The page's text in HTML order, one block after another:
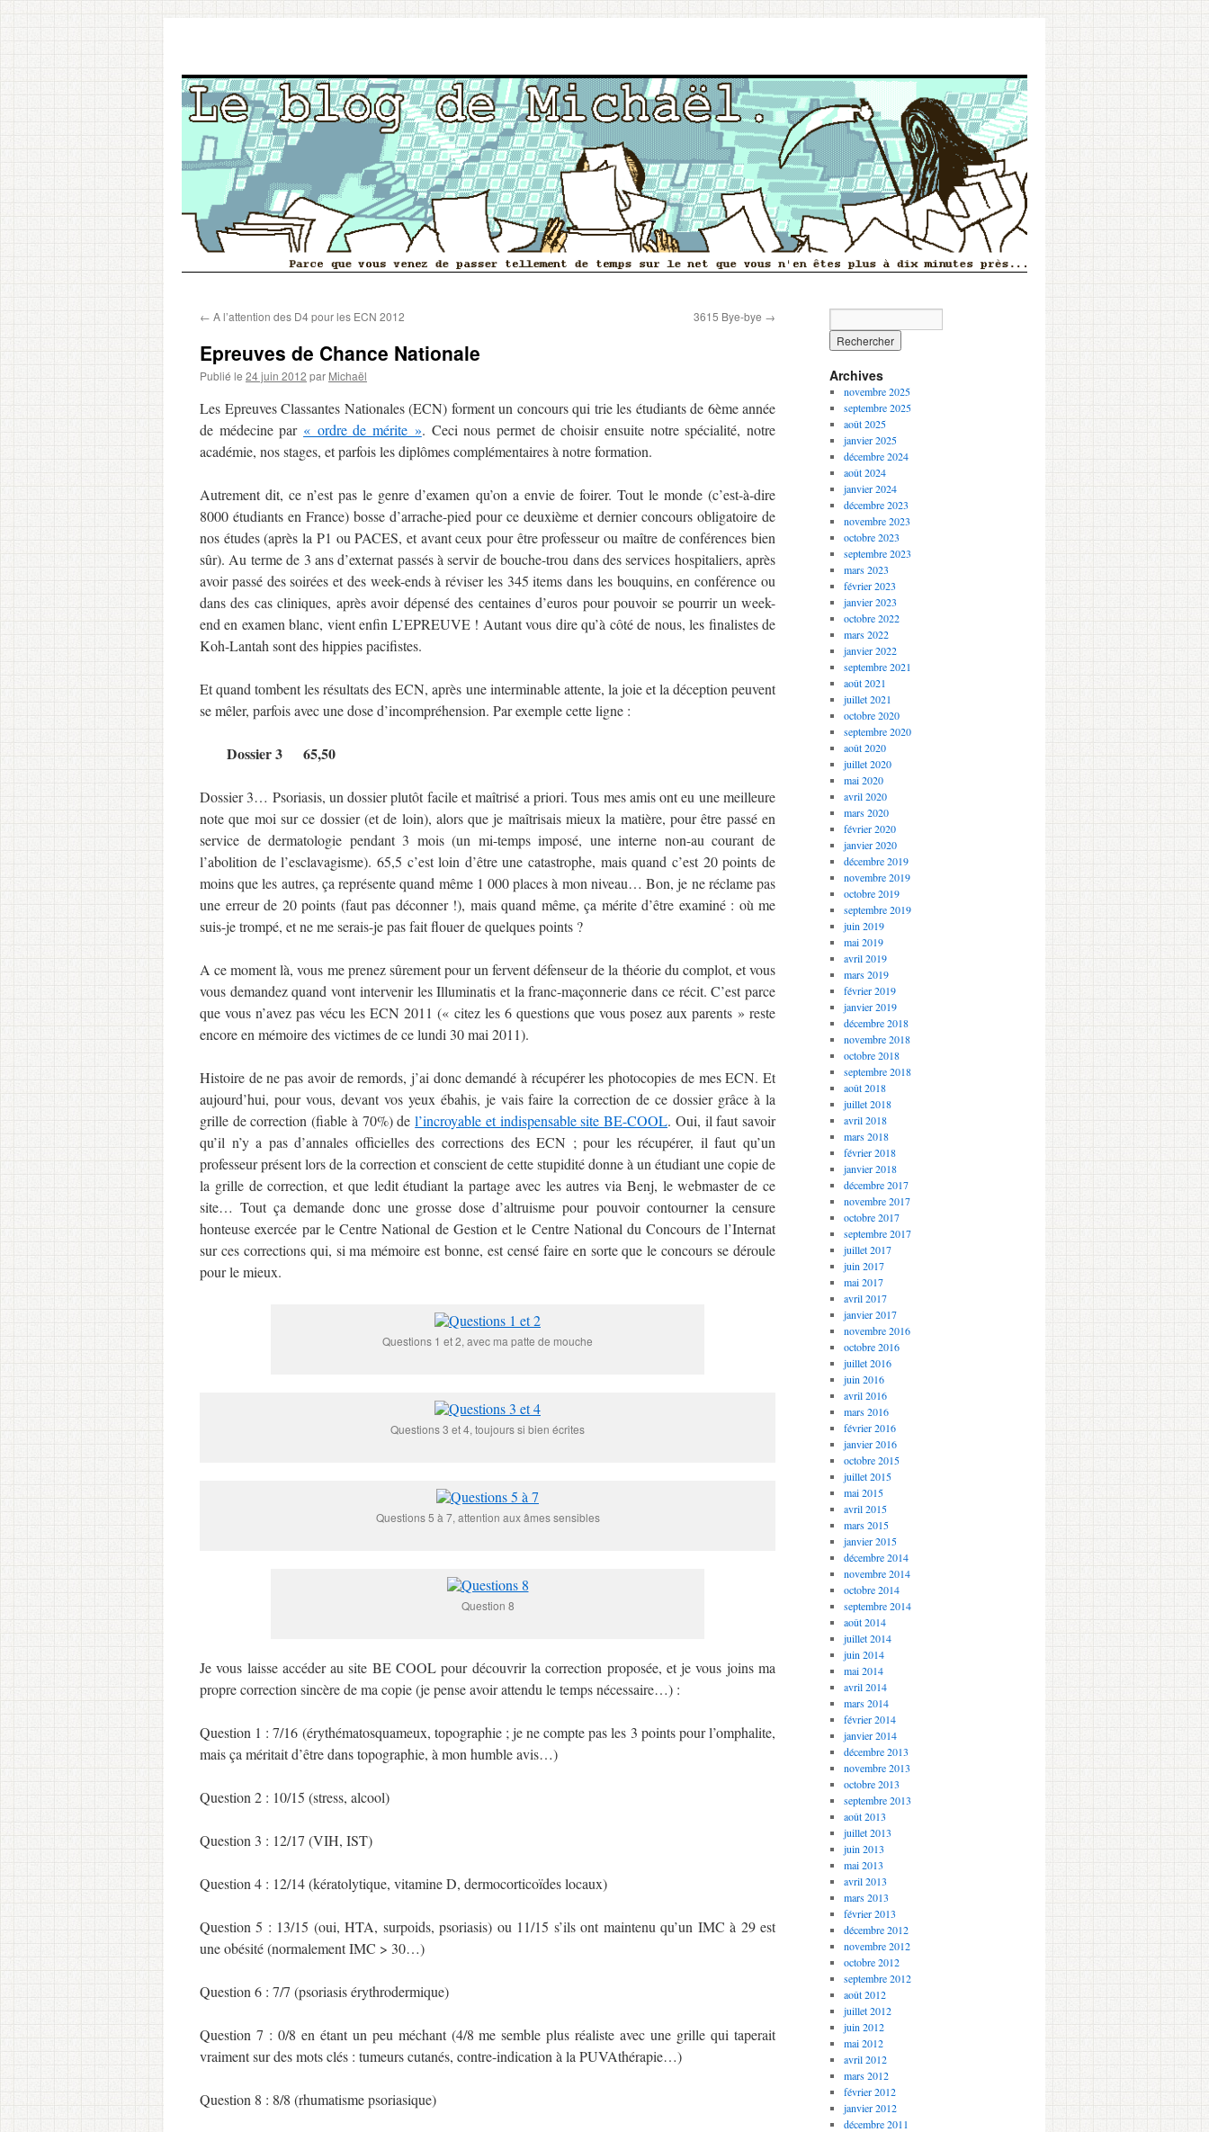
contenu
← A l’attention des D4 pour les ECN 2012 3615 Bye-bye →
Epreuves de Chance Nationale
Publié le 24 juin 2012 par Michaël
Les Epreuves Classantes Nationales (ECN) forment un concours qui trie les étudiants de 6ème année
de médecine par « ordre de mérite ». Ceci nous permet de choisir ensuite notre spécialité, notre
académie, nos stages, et parfois les diplômes complémentaires à notre formation.
Autrement dit, ce n’est pas le genre d’examen qu’on a envie de foirer. Tout le monde (c’est-à-dire
8000 étudiants en France) bosse d’arrache-pied pour ce deuxième et dernier concours obligatoire de
nos études (après la P1 ou PACES, et avant ceux pour être professeur ou maître de conférences bien
sûr). Au terme de 3 ans d’externat passés à servir de bouche-trou dans des services hospitaliers, après
avoir passé des soirées et des week-ends à réviser les 345 items dans les bouquins, en conférence ou
dans des cas cliniques, après avoir dépensé des centaines d’euros pour pouvoir se pourrir un week-
end en examen blanc, vient enfin L’EPREUVE ! Autant vous dire qu’à côté de nous, les finalistes de
Koh-Lantah sont des hippies pacifistes.
Et quand tombent les résultats des ECN, après une interminable attente, la joie et la déception peuvent
se mêler, parfois avec une dose d’incompréhension. Par exemple cette ligne :
Dossier 3 65,50
Dossier 3… Psoriasis, un dossier plutôt facile et maîtrisé a priori. Tous mes amis ont eu une meilleure
note que moi sur ce dossier (et de loin), alors que je maîtrisais mieux la matière, pour être passé en
service de dermatologie pendant 3 mois (un mi-temps imposé, une interne non-au courant de
l’abolition de l’esclavagisme). 65,5 c’est loin d’être une catastrophe, mais quand c’est 20 points de
moins que les autres, ça représente quand même 1 000 places à mon niveau… Bon, je ne réclame pas
une erreur de 20 points (faut pas déconner !), mais quand même, ça mérite d’être examiné : où me
suis-je trompé, et ne me serais-je pas fait flouer de quelques points ?
A ce moment là, vous me prenez sûrement pour un fervent défenseur de la théorie du complot, et vous
vous demandez quand vont intervenir les Illuminatis et la franc-maçonnerie dans ce récit. C’est parce
que vous n’avez pas vécu les ECN 2011 (« citez les 6 questions que vous posez aux parents » reste
encore en mémoire des victimes de ce lundi 30 mai 2011).
Histoire de ne pas avoir de remords, j’ai donc demandé à récupérer les photocopies de mes ECN. Et
aujourd’hui, pour vous, devant vos yeux ébahis, je vais faire la correction de ce dossier grâce à la
grille de correction (fiable à 70%) del’incroyable et indispensable site BE-COOL. Oui, il faut savoir
qu’il n’y a pas d’annales officielles des corrections des ECN ; pour les récupérer, il faut qu’un
professeur présent lors de la correction et conscient de cette stupidité donne à un étudiant une copie de
la grille de correction, et que ledit étudiant la partage avec les autres via Benj, le webmaster de ce
site… Tout ça demande donc une grosse dose d’altruisme pour pouvoir contourner la censure
honteuse exercée par le Centre National de Gestion et le Centre National du Concours de l’Internat
sur ces corrections qui, si ma mémoire est bonne, est censé faire en sorte que le concours se déroule
pour le mieux.
Questions 1 et 2, avec ma patte de mouche
Questions 3 et 4, toujours si bien écrites
Questions 5 à 7, attention aux âmes sensibles
Question 8
Je vous laisse accéder au site BE COOL pour découvrir la correction proposée, et je vous joins ma
propre correction sincère de ma copie (je pense avoir attendu le temps nécessaire…) :
Question 1 : 7/16 (érythématosquameux, topographie ; je ne compte pas les 3 points pour l’omphalite,
mais ça méritait d’être dans topographie, à mon humble avis…)
Question 2 : 10/15 (stress, alcool)
Question 3 : 12/17 (VIH, IST)
Question 4 : 12/14 (kératolytique, vitamine D, dermocorticoïdes locaux)
Question 5 : 13/15 (oui, HTA, surpoids, psoriasis) ou 11/15 s’ils ont maintenu qu’un IMC à 29 est
une obésité (normalement IMC > 30…)
Question 6 : 7/7 (psoriasis érythrodermique)
Question 7 : 0/8 en étant un peu méchant (4/8 me semble plus réaliste avec une grille qui taperait
vraiment sur des mots clés : tumeurs cutanés, contre-indication à la PUVAthérapie…)
Question 8 : 8/8 (rhumatisme psoriasique)
Archives
novembre 2025
septembre 2025
août 2025
janvier 2025
décembre 2024
août 2024
janvier 2024
décembre 2023
novembre 2023
octobre 2023
septembre 2023
mars 2023
février 2023
janvier 2023
octobre 2022
mars 2022
janvier 2022
septembre 2021
août 2021
juillet 2021
octobre 2020
septembre 2020
août 2020
juillet 2020
mai 2020
avril 2020
mars 2020
février 2020
janvier 2020
décembre 2019
novembre 2019
octobre 2019
septembre 2019
juin 2019
mai 2019
avril 2019
mars 2019
février 2019
janvier 2019
décembre 2018
novembre 2018
octobre 2018
septembre 2018
août 2018
juillet 2018
avril 2018
mars 2018
février 2018
janvier 2018
décembre 2017
novembre 2017
octobre 2017
septembre 2017
juillet 2017
juin 2017
mai 2017
avril 2017
janvier 2017
novembre 2016
octobre 2016
juillet 2016
juin 2016
avril 2016
mars 2016
février 2016
janvier 2016
octobre 2015
juillet 2015
mai 2015
avril 2015
mars 2015
janvier 2015
décembre 2014
novembre 2014
octobre 2014
septembre 2014
août 2014
juillet 2014
juin 2014
mai 2014
avril 2014
mars 2014
février 2014
janvier 2014
décembre 2013
novembre 2013
octobre 2013
septembre 2013
août 2013
juillet 2013
juin 2013
mai 2013
avril 2013
mars 2013
février 2013
décembre 2012
novembre 2012
octobre 2012
septembre 2012
août 2012
juillet 2012
juin 2012
mai 2012
avril 2012
mars 2012
février 2012
janvier 2012
décembre 2011